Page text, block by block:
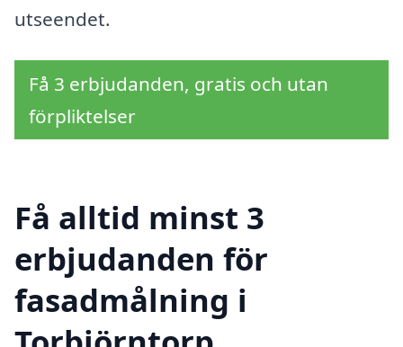
utseendet.
Få 3 erbjudanden, gratis och utan
förpliktelser
Få alltid minst 3
erbjudanden för
fasadmålning i